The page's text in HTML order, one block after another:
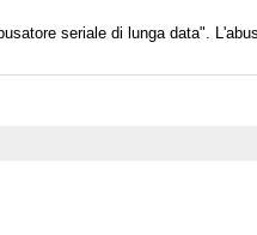
seriale di lunga data".